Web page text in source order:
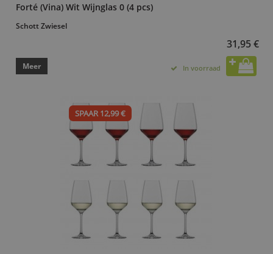
Forté (Vina) Wit Wijnglas 0 (4 pcs)
Schott Zwiesel
31,95 €
Meer In voorraad
SPAAR 12,99 €